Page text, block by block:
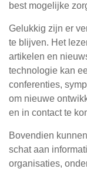
best mogelijke
Gelukkig zijn er
te blijven. Het
artikelen en
technologie kan
conferenties,
om nieuwe
en in contact te
Bovendien
schat aan
organisaties,